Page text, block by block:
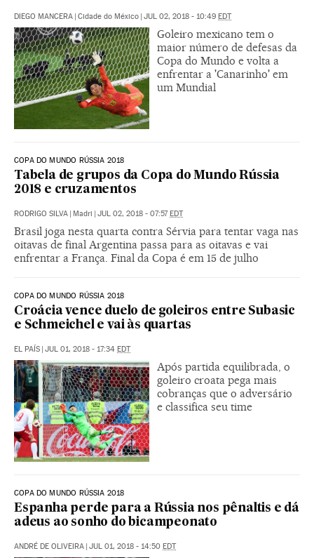
DIEGO MANCERA Cidade do México JUL 02, 2018 - 10:49 EDT
Goleiro mexicano tem o
maior número de defesas da
Copa do Mundo e volta a
enfrentar a 'Canarinho' em
um Mundial
COPA DO MUNDO RÚSSIA 2018
Tabela de grupos da Copa do Mundo Rússia
2018 e cruzamentos
RODRIGO SILVA Madri JUL 02, 2018 - 07:57 EDT
Brasil joga nesta quarta contra Sérvia para tentar vaga nas
oitavas de final Argentina passa para as oitavas e vai
enfrentar a França. Final da Copa é em 15 de julho
COPA DO MUNDO RÚSSIA 2018
Croácia vence duelo de goleiros entre Subasic
e Schmeichel e vai às quartas
EL PAÍS JUL 01, 2018 - 17:34 EDT
Após partida equilibrada, o
goleiro croata pega mais
cobranças que o adversário
e classifica seu time
COPA DO MUNDO RÚSSIA 2018
Espanha perde para a Rússia nos pênaltis e dá
adeus ao sonho do bicampeonato
ANDRÉ DE OLIVEIRA JUL 01, 2018 - 14:50 EDT